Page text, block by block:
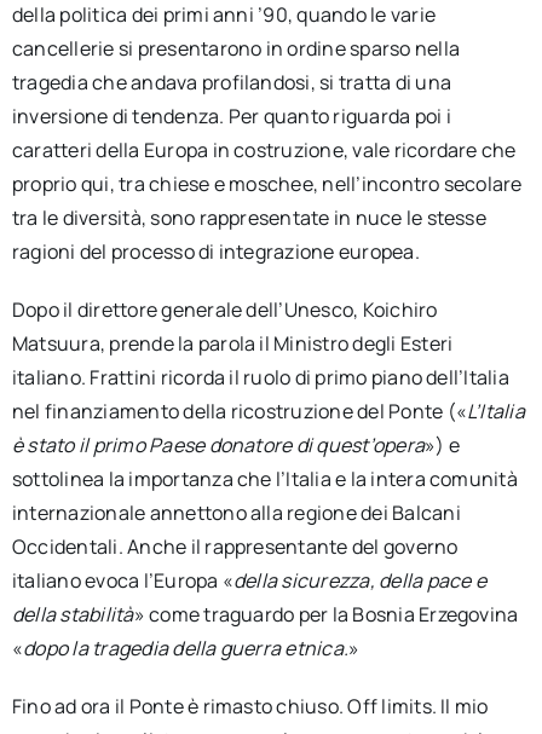
della politica dei primi anni ’90, quando le varie
cancellerie si presentarono in ordine sparso nella
tragedia che andava profilandosi, si tratta di una
inversione di tendenza. Per quanto riguarda poi i
caratteri della Europa in costruzione, vale ricordare che
proprio qui, tra chiese e moschee, nell’incontro secolare
tra le diversità, sono rappresentate in nuce le stesse
ragioni del processo di integrazione europea.
Dopo il direttore generale dell’Unesco, Koichiro
Matsuura, prende la parola il Ministro degli Esteri
italiano. Frattini ricorda il ruolo di primo piano dell’Italia
nel finanziamento della ricostruzione del Ponte («L’Italia
è stato il primo Paese donatore di quest’opera») e
sottolinea la importanza che l’Italia e la intera comunità
internazionale annettono alla regione dei Balcani
Occidentali. Anche il rappresentante del governo
italiano evoca l’Europa «della sicurezza, della pace e
della stabilità» come traguardo per la Bosnia Erzegovina
«dopo la tragedia della guerra etnica.»
Fino ad ora il Ponte è rimasto chiuso. Off limits. Il mio